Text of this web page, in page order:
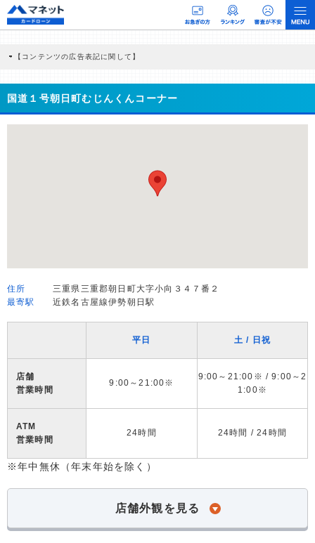
【コンテンツの広告表記に関して】
商品を根拠なくPRするものではなく、当編集部の調査／ユーザーへの口コミ収集な
どに基づき、公平性を担保した情報提供を行っています。
>提携企業一覧
国道１号朝日町むじんくんコーナー
住所
三重県三重郡朝日町大字小向３４７番２
最寄駅
近鉄名古屋線伊勢朝日駅
平日 土 / 日祝
店舗
営業時間
9:00～21:00※
9:00～21:00※ / 9:00～2
1:00※
ATM
営業時間
24時間 24時間 / 24時間
※年中無休（年末年始を除く）
店舗外観を見る